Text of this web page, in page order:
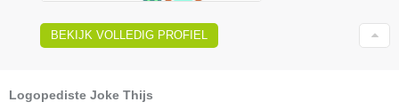
BEKIJK VOLLEDIG PROFIEL
Logopediste Joke Thijs